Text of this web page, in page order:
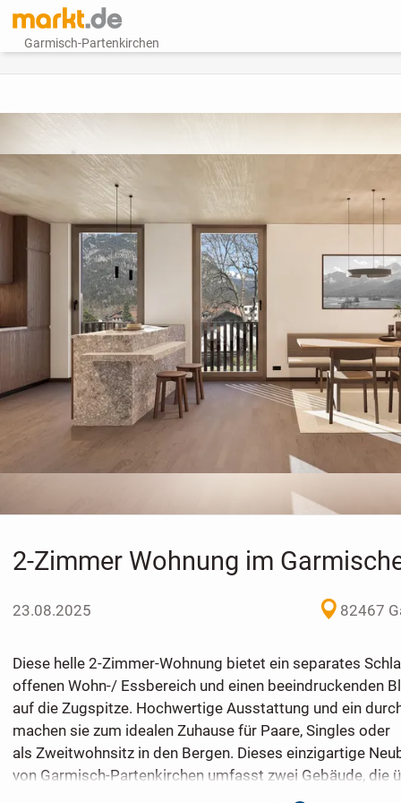
Garmisch-Partenkirchen
vorheriges Bild
2-Zimmer Wohnung im
23.08.2025 82467
Diese helle 2-Zimmer-Wohnung bietet ein separates
offenen Wohn-/ Essbereich und einen beeindruckenden
auf die Zugspitze. Hochwertige Ausstattung und ein
machen sie zum idealen Zuhause für Paare, Singles oder
als Zweitwohnsitz in den Bergen. Dieses einzigartige
von Garmisch-Partenkirchen umfasst zwei Gebäude, die
Treppenhaus erschlossen werden. Die insgesamt 17